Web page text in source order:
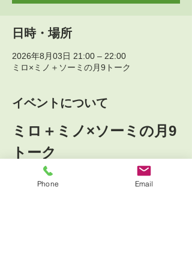
日時・場所
2026年8月03日 21:00 – 22:00
ミロ×ミノ＋ソーミの月9トーク
イベントについて
ミロ＋ミノ×ソーミの月9
トーク
第14夜
Phone Email